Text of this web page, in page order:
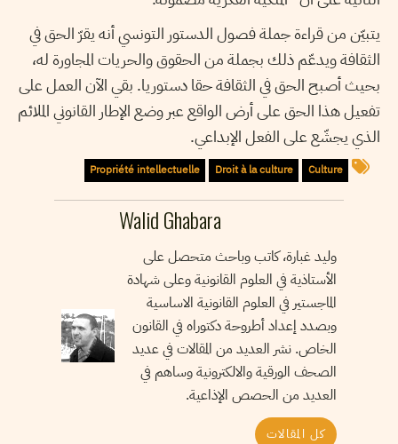
يتبيّن من قراءة جملة فصول الدستور التونسي أنه يقرّ الحق في
الثقافة ويدعّم ذلك بجملة من الحقوق والحريات المجاورة له،
بحيث أصبح الحق في الثقافة حقا دستوريا. بقي الآن العمل على
تفعيل هذا الحق على أرض الواقع عبر وضع الإطار القانوني الملائم
الذي يجشّع على الفعل الإبداعي.
Culture
Droit à la culture
Propriété intellectuelle
Walid Ghabara
وليد غبارة، كاتب وباحث متحصل على
الأستاذية في العلوم القانونية وعلى شهادة
الماجستير في العلوم القانونية الاساسية
وبصدد إعداد أطروحة دكتوراه في القانون
الخاص. نشر العديد من المقالات في عديد
الصحف الورقية والالكترونية وساهم في
العديد من الحصص الإذاعية.
كل المقالات